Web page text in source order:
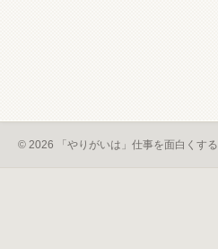
© 2026 「やりがいは」仕事を面白くする